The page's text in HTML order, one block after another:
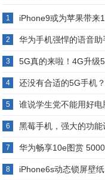
1 iPhone9或为苹果带来
2 华为手机强悍的语音助
3 5G真的来啦！4G升级
4 还没有合适的5G手机
5 谁说学生党不能用好
6 黑莓手机，强大的功
7 华为畅享10e图赏
8 iPhone6s动态锁屏壁